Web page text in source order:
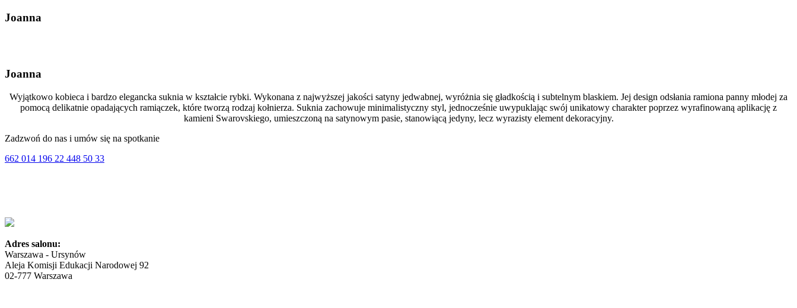
Joanna
Joanna
Wyjątkowo kobieca i bardzo elegancka suknia w kształcie rybki. Wykonana z najwyższej jakości satyny jedwabnej, wyróżnia się gładkością i subtelnym blaskiem. Jej design odsłania ramiona panny młodej za
pomocą delikatnie opadających ramiączek, które tworzą rodzaj kołnierza. Suknia zachowuje minimalistyczny styl, jednocześnie uwypuklając swój unikatowy charakter poprzez wyrafinowaną aplikację z
kamieni Swarovskiego, umieszczoną na satynowym pasie, stanowiącą jedyny, lecz wyrazisty element dekoracyjny.
Zadzwoń do nas i umów się na spotkanie
662 014 196 22 448 50 33
Adres salonu:
Warszawa - Ursynów
Aleja Komisji Edukacji Narodowej 92
02-777 Warszawa